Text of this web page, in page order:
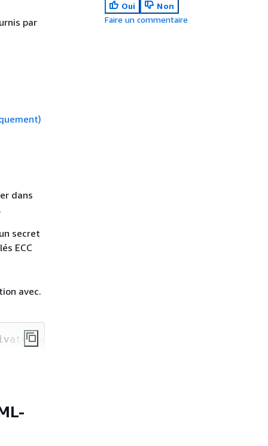
par
dans
secret
ECC
avec.
key
out
Oui
Non
Faire un commentaire